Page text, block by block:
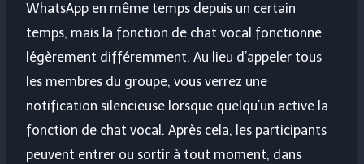
WhatsApp en même temps depuis un certain
temps, mais la fonction de chat vocal fonctionne
légèrement différemment. Au lieu d’appeler tous
les membres du groupe, vous verrez une
notification silencieuse lorsque quelqu’un active la
fonction de chat vocal. Après cela, les participants
peuvent entrer ou sortir à tout moment, dans